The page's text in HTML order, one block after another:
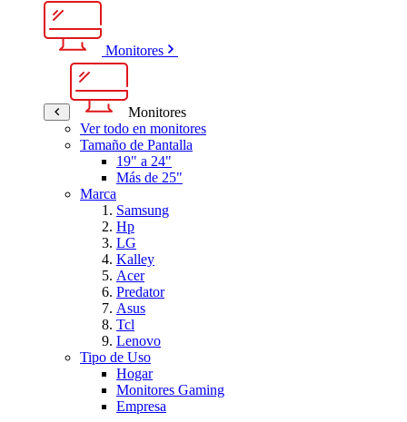
Monitores
Monitores
Ver todo en monitores
Tamaño de Pantalla
19" a 24"
Más de 25"
Marca
Samsung
Hp
LG
Kalley
Acer
Predator
Asus
Tcl
Lenovo
Tipo de Uso
Hogar
Monitores Gaming
Empresa